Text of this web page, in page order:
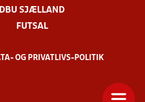
DBU SJÆLLAND
FUTSAL
OG PRIVATLIVS-POLITIK